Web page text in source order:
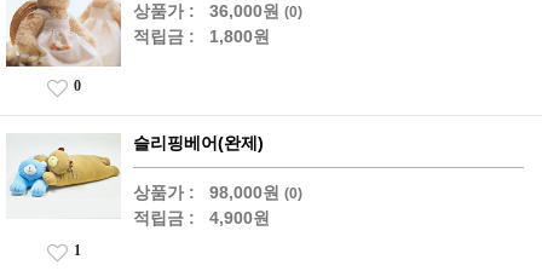
상품가 : 36,000원 (0)
적립금 : 1,800원
0
슬리핑베어(완제)
상품가 : 98,000원 (0)
적립금 : 4,900원
1